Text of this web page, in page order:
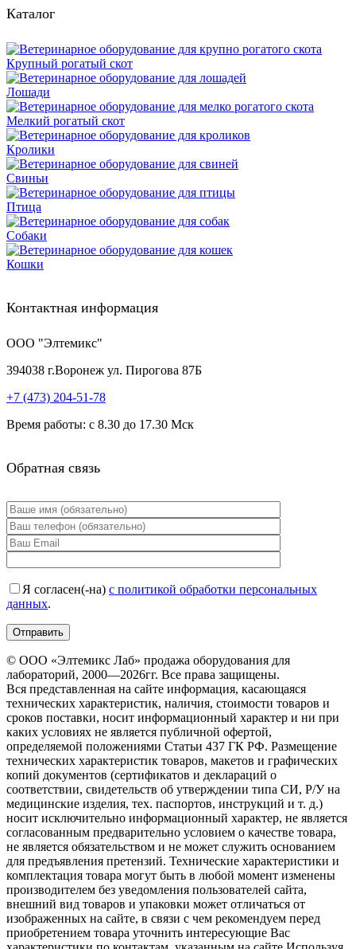
Каталог
Крупный рогатый скот
Лошади
Мелкий рогатый скот
Кролики
Свиньи
Птица
Собаки
Кошки
Контактная информация
ООО "Элтемикс"
394038 г.Воронеж ул. Пирогова 87Б
+7 (473) 204-51-78
Время работы: с 8.30 до 17.30 Мск
Обратная связь
Я согласен(-на) с политикой обработки персональных
данных.
© ООО «Элтемикс Лаб» продажа оборудования для
лабораторий, 2000—2026гг. Все права защищены.
Вся представленная на сайте информация, касающаяся
технических характеристик, наличия, стоимости товаров и
сроков поставки, носит информационный характер и ни при
каких условиях не является публичной офертой,
определяемой положениями Статьи 437 ГК РФ. Размещение
технических характеристик товаров, макетов и графических
копий документов (сертификатов и деклараций о
соответствии, свидетельств об утверждении типа СИ, Р/У на
медицинские изделия, тех. паспортов, инструкций и т. д.)
носит исключительно информационный характер, не является
согласованным предварительно условием о качестве товара,
не является обязательством и не может служить основанием
для предъявления претензий. Технические характеристики и
комплектация товара могут быть в любой момент изменены
производителем без уведомления пользователей сайта,
внешний вид товаров и упаковки может отличаться от
изображенных на сайте, в связи с чем рекомендуем перед
приобретением товара уточнить интересующие Вас